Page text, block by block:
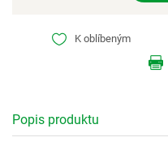
K oblíbeným
Popis produktu